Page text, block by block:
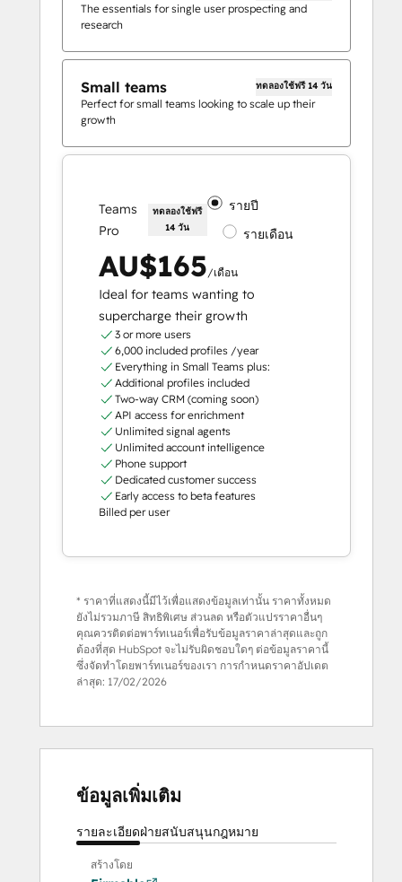
The essentials for single user prospecting and
research
Small teams ทดลองใช้ฟรี 14 วัน
Perfect for small teams looking to scale up their
growth
Teams
Pro
ทดลองใช้ฟรี
14 วัน
รายปี
รายเดือน
AU$165/เดือน
Ideal for teams wanting to
supercharge their growth
3 or more users
6,000 included profiles /year
Everything in Small Teams plus:
Additional profiles included
Two-way CRM (coming soon)
API access for enrichment
Unlimited signal agents
Unlimited account intelligence
Phone support
Dedicated customer success
Early access to beta features
Billed per user
* ราคาที่แสดงนี้มีไว้เพื่อแสดงข้อมูลเท่านั้น ราคาทั้งหมด
ยังไม่รวมภาษี สิทธิพิเศษ ส่วนลด หรือตัวแปรราคาอื่นๆ
คุณควรติดต่อพาร์ทเนอร์เพื่อรับข้อมูลราคาล่าสุดและถูก
ต้องที่สุด HubSpot จะไม่รับผิดชอบใดๆ ต่อข้อมูลราคานี้
ซึ่งจัดทำโดยพาร์ทเนอร์ของเรา การกำหนดราคาอัปเดต
ล่าสุด: 17/02/2026
ข้อมูลเพิ่มเติม
รายละเอียดฝ่ายสนับสนุนกฎหมาย
สร้างโดย